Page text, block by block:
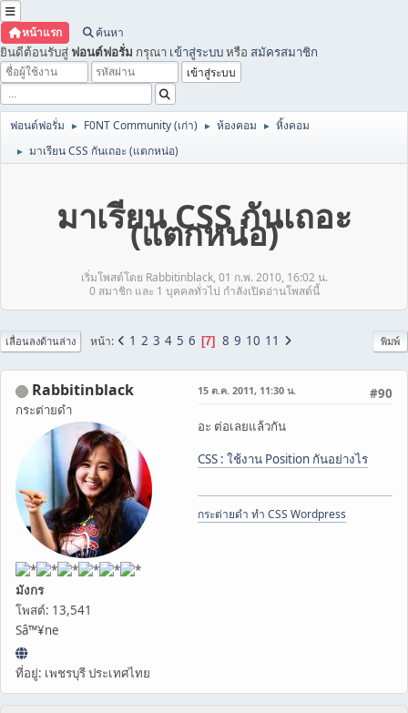
หน้าแรก ค้นหา
ยินดีต้อนรับสู่ ฟอนต์ฟอรั่ม กรุณา เข้าสู่ระบบหรือ สมัครสมาชิก
ฟอนต์ฟอรั่ม ► F0NT Community (เก่า) ► ห้องคอม ► หิ้งคอม
► มาเรียน CSS กันเถอะ (แตกหน่อ)
มาเรียน CSS กันเถอะ
(แตกหน่อ)
เริ่มโพสต์โดย Rabbitinblack, 01 ก.พ. 2010, 16:02 น.
0 สมาชิก และ 1 บุคคลทั่วไป กำลังเปิดอ่านโพสต์นี้
พิมพ์
เลื่อนลงด้านล่าง หน้า 1 2 3 4 5 6 7 8 9 10 11
Rabbitinblack
กระต่ายดำ
มังกร
โพสต์: 13,541
Sâ™¥ne
ที่อยู่: เพชรบุรี ประเทศไทย
#90
15 ต.ค. 2011, 11:30 น.
อะ ต่อเลยแล้วกัน
CSS : ใช้งาน Position กันอย่างไร
กระต่ายดำ ทำ CSS Wordpress